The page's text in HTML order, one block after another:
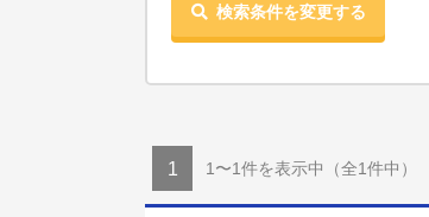
検索条件を変更する
1 1〜1件を表示中 （全1件中）